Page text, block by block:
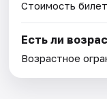
Стоимость
Есть ли
Возрастное